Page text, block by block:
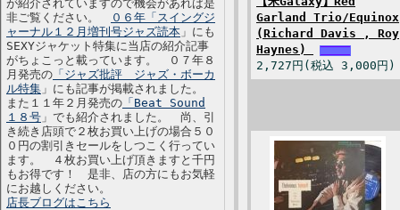
が紹介されていますので機会があれば是
非ご覧ください。
０６年「スイングジ
ャーナル１２月増刊号ジャズ読本 」にも
SEXYジャケット特集に当店の紹介記事
がちょこっと載っています。 ０７年８
月発売の 「ジャズ批評 ジャズ・ボーカ
ル特集 」にも記事が掲載されました。
また１１年２月発売の 「Beat Sound
１８号 」でも紹介されました。 尚、引
き続き店頭で２枚お買い上げの場合５０
０円の割引きセールをしつこく行ってい
ます。 ４枚お買い上げ頂きますと千円
もお得です！ 是非、店の方にもお気軽
にお越しください。
店長ブログはこちら
Garland Trio/Equinox
(Richard Davis , Roy
Haynes)
2,727円(税込 3,000円)